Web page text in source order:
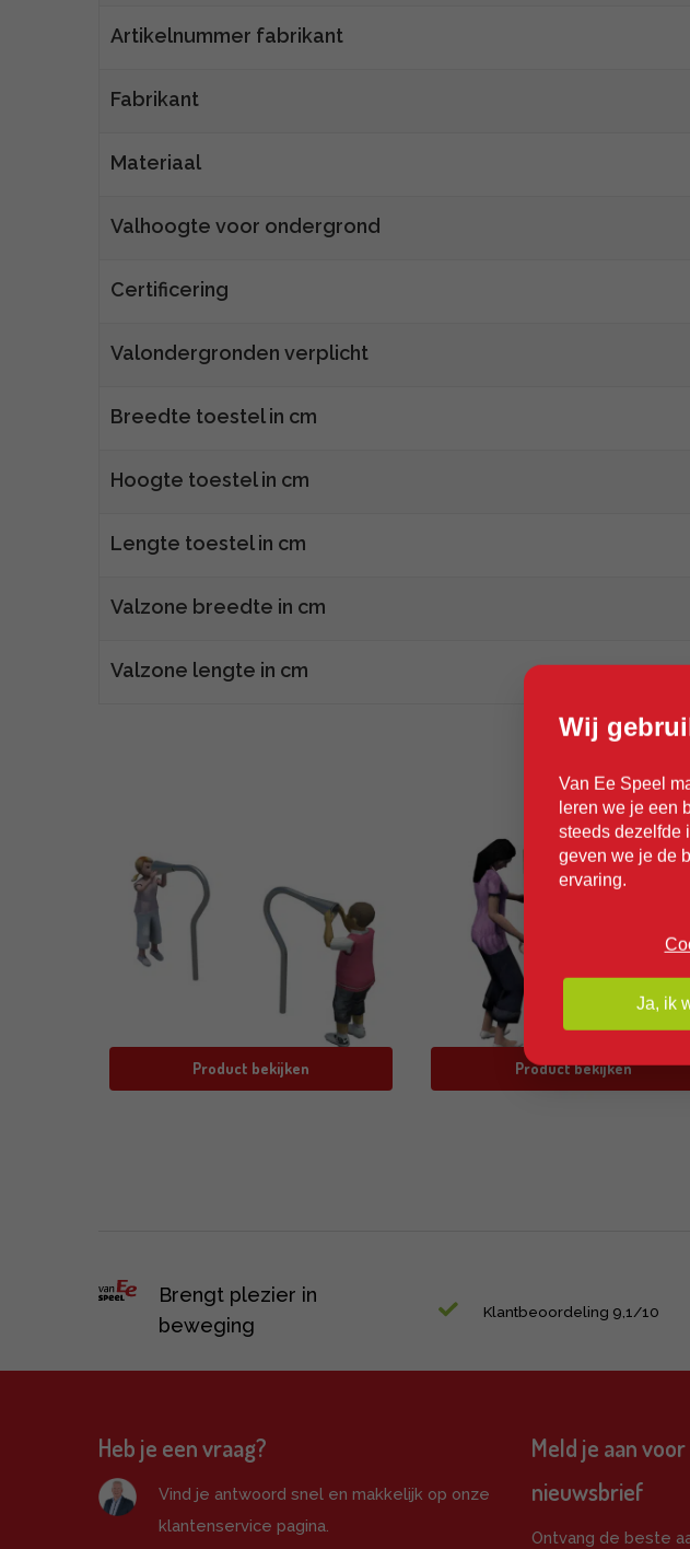
Artikelnummer fabrikant
Fabrikant
Materiaal
Valhoogte voor ondergrond
Certificering
Valondergronden verplicht
Breedte toestel in cm
Hoogte toestel in cm
Lengte toestel in cm
Valzone breedte in cm
Valzone lengte in cm
Product bekijken Product bekijken
Brengt plezier in
beweging
Klantbeoordeling 9,1/10
Heb je een vraag?
Vind je antwoord snel en makkelijk op onze
klantenservice pagina.
Meld je aan
nieuwsbrief
Ontvang de beste
Wij
Van Ee Speel
leren we je een
steeds dezelfde
geven we je de
ervaring.
Ja, ik